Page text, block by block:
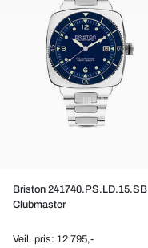
Briston 241740.PS.LD.15.SB
Clubmaster
Veil. pris: 12 795,-